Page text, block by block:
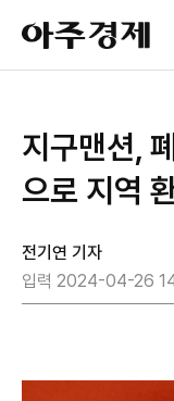
아
주
경
지구맨션,
으로 지역
전기연 기자
입력 2024-04-26